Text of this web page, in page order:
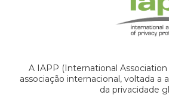
A IAPP (International
associação internacional, voltada
da privacidade